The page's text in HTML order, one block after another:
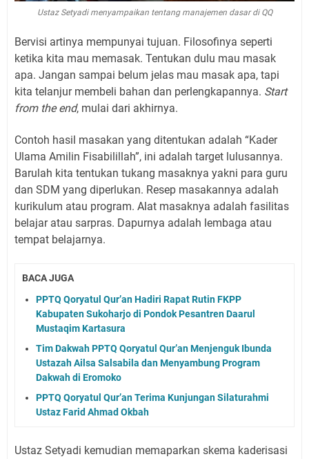
Ustaz Setyadi menyampaikan tentang manajemen dasar di QQ
Bervisi artinya mempunyai tujuan. Filosofinya seperti
ketika kita mau memasak. Tentukan dulu mau masak
apa. Jangan sampai belum jelas mau masak apa, tapi
kita telanjur membeli bahan dan perlengkapannya. Start
from the end, mulai dari akhirnya.
Contoh hasil masakan yang ditentukan adalah “Kader
Ulama Amilin Fisabilillah”, ini adalah target lulusannya.
Barulah kita tentukan tukang masaknya yakni para guru
dan SDM yang diperlukan. Resep masakannya adalah
kurikulum atau program. Alat masaknya adalah fasilitas
belajar atau sarpras. Dapurnya adalah lembaga atau
tempat belajarnya.
BACA JUGA
PPTQ Qoryatul Qur’an Hadiri Rapat Rutin FKPP
Kabupaten Sukoharjo di Pondok Pesantren Daarul
Mustaqim Kartasura
Tim Dakwah PPTQ Qoryatul Qur’an Menjenguk Ibunda
Ustazah Ailsa Salsabila dan Menyambung Program
Dakwah di Eromoko
PPTQ Qoryatul Qur’an Terima Kunjungan Silaturahmi
Ustaz Farid Ahmad Okbah
Ustaz Setyadi kemudian memaparkan skema kaderisasi